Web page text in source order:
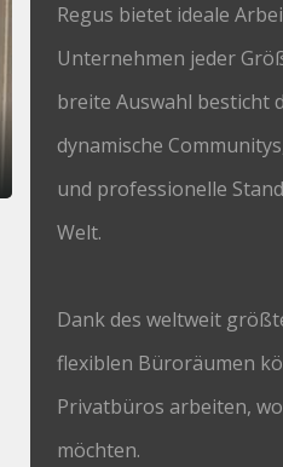
Regus bietet ideale
Unternehmen jeder
breite Auswahl besticht
dynamische
und professionelle
Welt.
Dank des weltweit
flexiblen Büroräumen
Privatbüros arbeiten,
möchten.